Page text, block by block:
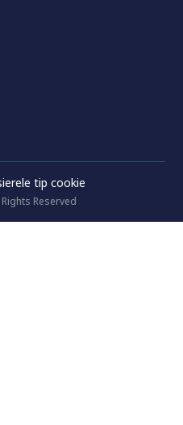
tip cookie
Reserved